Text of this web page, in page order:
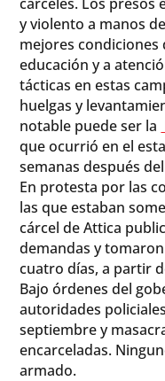
y violento a manos
mejores condiciones
educación y a
tácticas en estas
huelgas y
notable puede ser la
que ocurrió en el
semanas después
En protesta por las
las que estaban
cárcel de Attica
demandas y
cuatro días, a partir
Bajo órdenes del
autoridades
septiembre y
encarceladas.
armado.